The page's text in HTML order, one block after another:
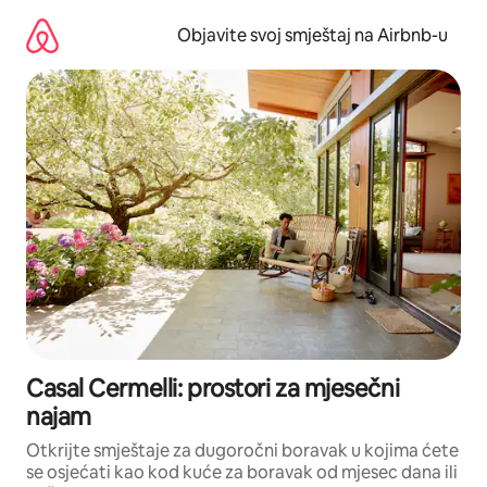
sadržaj
Objavite svoj smještaj na Airbnb-u
Casal Cermelli: prostori za mjesečni
najam
Otkrijte smještaje za dugoročni boravak u kojima ćete
se osjećati kao kod kuće za boravak od mjesec dana ili